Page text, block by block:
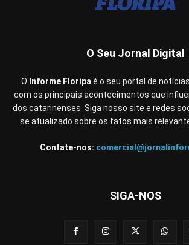
O Seu Jornal Digital
O Informe Floripa é o seu portal de
com os principais acontecimentos que
dos catarinenses. Siga nosso site e redes
se atualizado sobre os fatos mais
Contate-nos:
SIGA-NOS